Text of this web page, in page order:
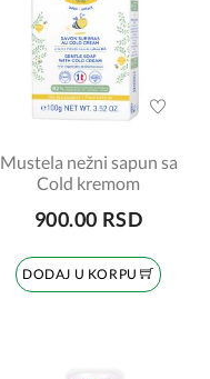
Mustela nežni sapun sa
Cold kremom
900.00 RSD
DODAJ U KORPU